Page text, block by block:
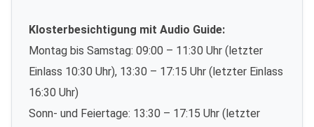
Klosterbesichtigung mit Audio Guide:
Montag bis Samstag: 09:00 – 11:30 Uhr (letzter
Einlass 10:30 Uhr), 13:30 – 17:15 Uhr (letzter Einlass
16:30 Uhr)
Sonn- und Feiertage: 13:30 – 17:15 Uhr (letzter